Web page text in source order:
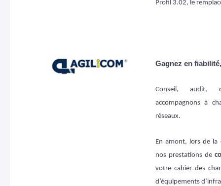
Profil 3.02, le
Gagnez en
Conseil, audit,
accompagnons à
réseaux.
En amont, lors de la
nos prestations de
votre cahier des
d’équipements